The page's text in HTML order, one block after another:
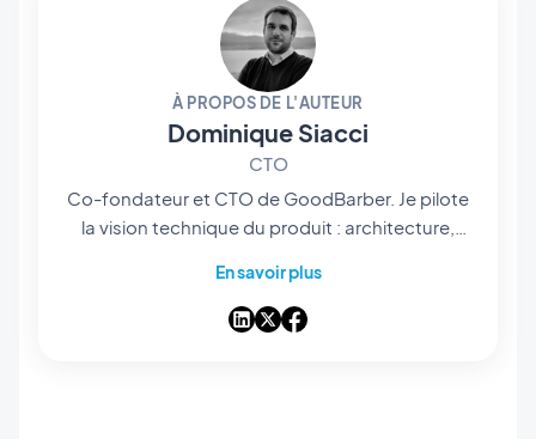
À PROPOS DE L'AUTEUR
Dominique Siacci
CTO
Co-fondateur et CTO de GoodBarber. Je pilote
la vision technique du produit : architecture,
de l'IA au cœur de la plateforme. Développeur
dans l'âme, je reste proche du code et des
En savoir plus